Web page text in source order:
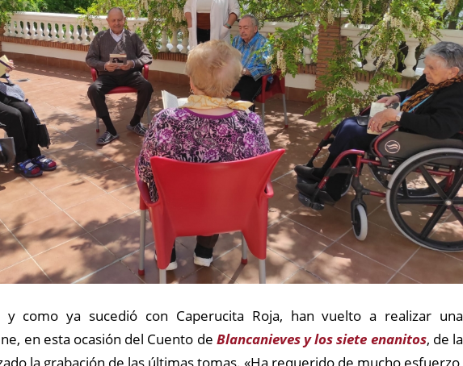
como ya sucedió con Caperucita Roja, han vuelto a realizar una
en esta ocasión del Cuento de Blancanieves y los siete enanitos, de la